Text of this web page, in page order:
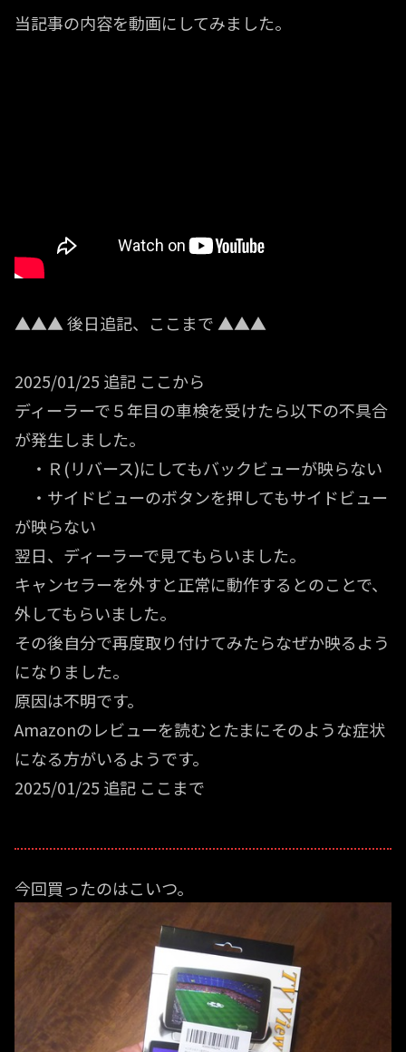
当記事の内容を動画にしてみました。
▲▲▲ 後日追記、ここまで ▲▲▲
2025/01/25 追記 ここから
ディーラーで５年目の車検を受けたら以下の不具合
が発生しました。
・Ｒ(リバース)にしてもバックビューが映らない
・サイドビューのボタンを押してもサイドビュー
が映らない
翌日、ディーラーで見てもらいました。
キャンセラーを外すと正常に動作するとのことで、
外してもらいました。
その後自分で再度取り付けてみたらなぜか映るよう
になりました。
原因は不明です。
Amazonのレビューを読むとたまにそのような症状
になる方がいるようです。
2025/01/25 追記 ここまで
今回買ったのはこいつ。